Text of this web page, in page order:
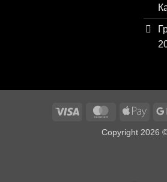
Visa MasterCardApple
Copyright 2026